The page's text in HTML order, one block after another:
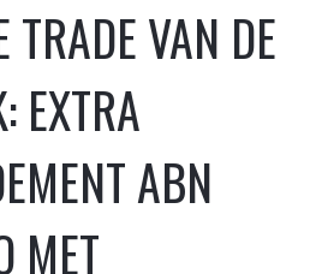
TRADE VAN DE
EXTRA
ABN
MET